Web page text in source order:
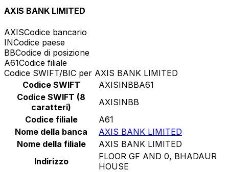
AXIS BANK LIMITED
AXISCodice bancario
INCodice paese
BBCodice di posizione
A61Codice filiale
Codice SWIFT/BIC per AXIS BANK LIMITED
Codice SWIFT
AXISINBBA61
Codice SWIFT (8
caratteri)
AXISINBB
Codice filiale
A61
Nome della banca
AXIS BANK LIMITED
Nome della filiale
AXIS BANK LIMITED
Indirizzo
FLOOR GF AND 0, BHADAUR
HOUSE